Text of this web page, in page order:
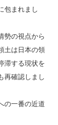
包まれまし
勢の視点から
土は日本の領
滞する現状を
再確認しまし
の一番の近道